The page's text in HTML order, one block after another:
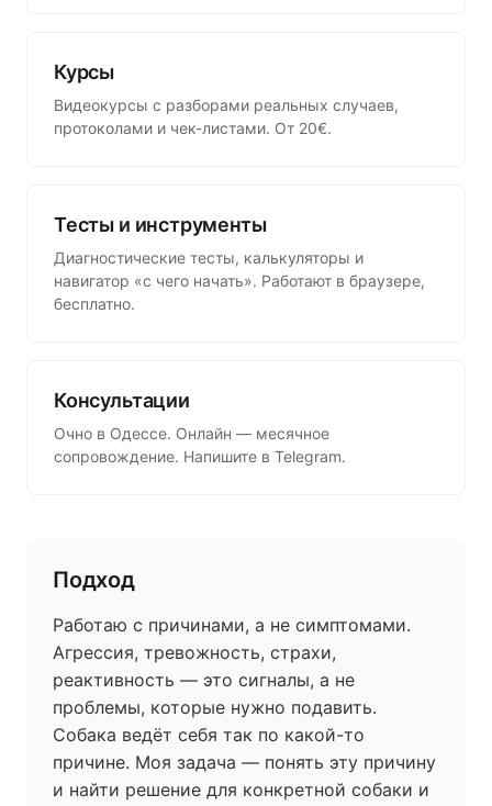
Курсы
Видеокурсы с разборами реальных случаев,
протоколами и чек-листами. От 20€.
Тесты и инструменты
Диагностические тесты, калькуляторы и
навигатор «с чего начать». Работают в браузере,
бесплатно.
Консультации
Очно в Одессе. Онлайн — месячное
сопровождение. Напишите в Telegram.
Подход
Работаю с причинами, а не симптомами.
Агрессия, тревожность, страхи,
реактивность — это сигналы, а не
проблемы, которые нужно подавить.
Собака ведёт себя так по какой-то
причине. Моя задача — понять эту причину
и найти решение для конкретной собаки и